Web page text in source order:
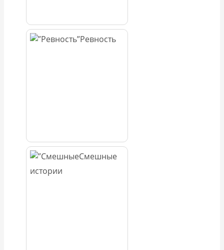
Ревность
Смешные
истории